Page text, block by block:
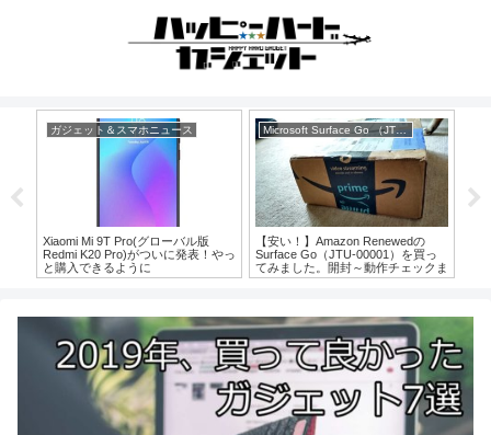
ガジェット＆スマホニュース
Xiaomi Mi 9T Pro(グローバル版
Redmi K20 Pro)がついに発表！やっ
と購入できるように
Microsoft Surface Go （JTS-00001）
【安い！】Amazon Renewedの
Surface Go（JTU-00001）を買っ
てみました。開封～動作チェックま
で 【バッテリー状態】【JTS-